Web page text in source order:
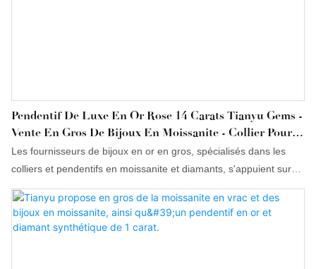
Pendentif De Luxe En Or Rose 14 Carats Tianyu Gems -
Vente En Gros De Bijoux En Moissanite - Collier Pour
Femme - Personnalisation Possible
Les fournisseurs de bijoux en or en gros, spécialisés dans les
colliers et pendentifs en moissanite et diamants, s'appuient sur
des techniques de recherche et développement sophistiquées,
un positionnement précis sur le marché et des années
d'expérience. De plus, ils proposent des bijoux en moissanite en